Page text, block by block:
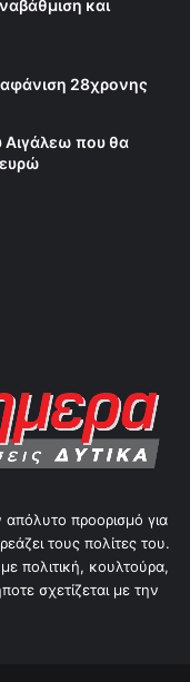
και
28χρονης
Αιγάλεω που θα
προορισμό για
τους πολίτες του.
πολιτική, κουλτούρα,
σχετίζεται με την